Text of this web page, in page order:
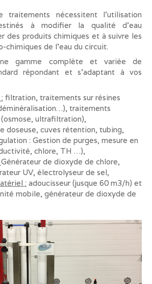
traitements nécessitent l’utilisation
à modifier la qualité d’eau
des produits chimiques et à suivre les
chimiques de l’eau du circuit.
gamme complète et variée de
répondant et s’adaptant à vos
filtration, traitements sur résines
traitements
ultrafiltration),
doseuse, cuves rétention, tubing,
: Gestion de purges, mesure en
chlore, TH …),
Générateur de dioxyde de chlore,
UV, électrolyseur de sel,
: adoucisseur (jusque 60 m3/h) et
mobile, générateur de dioxyde de